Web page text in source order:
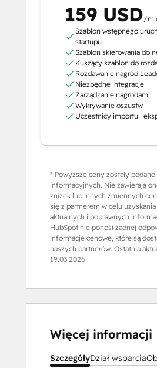
159 USD/
Szablon wstępnego
startupu
Szablon skierowania do
Kuszący szablon do
Rozdawanie nagród
Niezbędne integracje
Zarządzanie nagrodami
Wykrywanie oszustw
Uczestnicy importu i
* Powyższe ceny zostały podane
informacyjnych. Nie zawierają
zniżek lub innych zmiennych
się z partnerem w celu
aktualnych i poprawnych
HubSpot nie ponosi żadnej
informacje cenowe, które są
naszych partnerów. Ostatnia
19.03.2026
Więcej informacji
SzczegółyDział wsparcia